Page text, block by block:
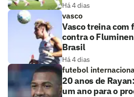
Há 4 dias
vasco
Vasco treina com
contra o
Brasil
Há 4 dias
futebol
20 anos de
um ano para o